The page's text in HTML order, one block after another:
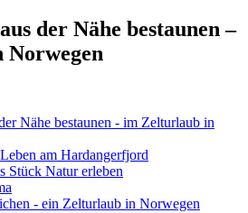
der Nähe bestaunen –
Nähe bestaunen - im Zelturlaub in
am Hardangerfjord
Stück Natur erleben
- ein Zelturlaub in Norwegen